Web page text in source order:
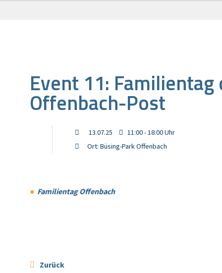
Event 11: Familientag
Offenbach-Post
13.07.25
11:00 - 18:00 Uhr
Ort: Büsing-Park Offenbach
Familientag Offenbach
Zurück